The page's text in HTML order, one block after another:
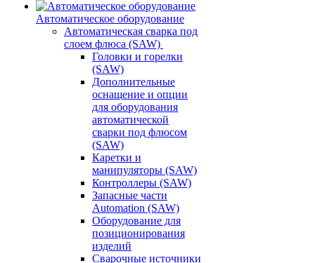
Автоматическое оборудование
Автоматическая сварка под
слоем флюса (SAW)
Головки и горелки
(SAW)
Дополнительные
оснащение и опции
для оборудования
автоматической
сварки под флюсом
(SAW)
Каретки и
манипуляторы (SAW)
Контроллеры (SAW)
Запасные части
Automation (SAW)
Оборудование для
позиционирования
изделий
Сварочные источники